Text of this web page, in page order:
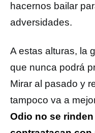
hacernos bailar
adversidades.
A estas alturas, la
que nunca podrá
Mirar al pasado y
tampoco va a
Odio no se